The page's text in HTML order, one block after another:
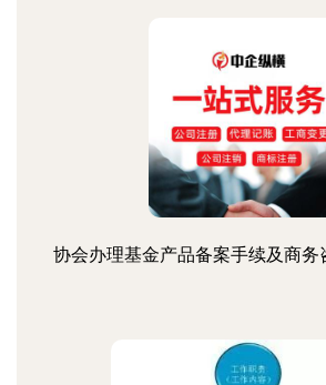
协会办理基金产品备案手续及商务